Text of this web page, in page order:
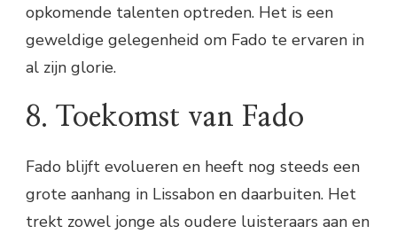
opkomende talenten optreden. Het is een
geweldige gelegenheid om Fado te ervaren in
al zijn glorie.
8. Toekomst van Fado
Fado blijft evolueren en heeft nog steeds een
grote aanhang in Lissabon en daarbuiten. Het
trekt zowel jonge als oudere luisteraars aan en